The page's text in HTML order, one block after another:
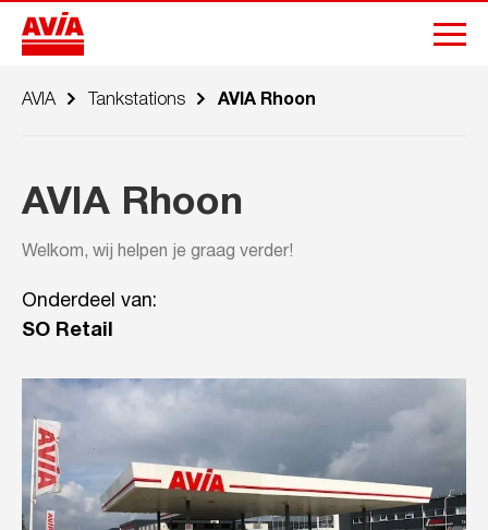
AVIA Tankstations AVIA Rhoon
AVIA Rhoon
Welkom, wij helpen je graag verder!
Onderdeel van:
SO Retail